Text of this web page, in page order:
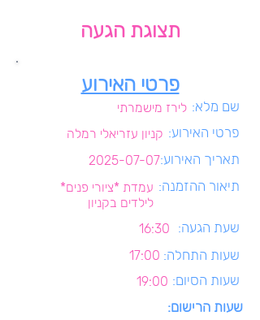
תצוגת הגעה
פרטי האירוע
לירז מישמרתי שם מלא:
קניון עזריאלי רמלה פרטי האירוע:
2025-07-07תאריך האירוע:
עמדת *ציורי פנים*
לילדים בקניון
תיאור ההזמנה:
16:30 שעת הגעה:
17:00 שעות התחלה:
19:00 שעות הסיום:
שעות הרישום: